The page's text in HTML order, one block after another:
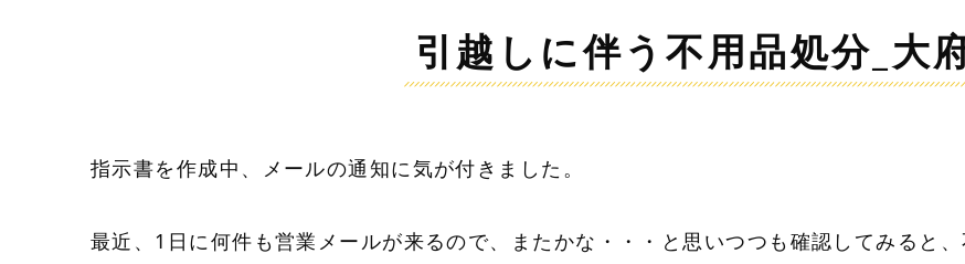
引越しに伴う不用品処分_大
指示書を作成中、メールの通知に気が付きました。
最近、1日に何件も営業メールが来るので、またかな・・・と思いつつも確認してみると、